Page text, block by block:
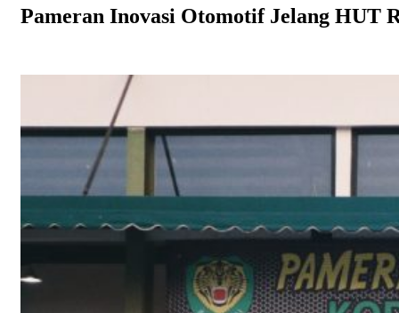
Pameran Inovasi Otomotif Jelang HUT